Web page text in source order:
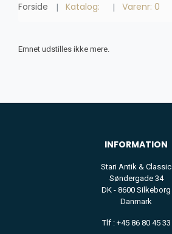
Forside Katalog: Varenr: 0
Emnet udstilles ikke mere.
INFORMATION
Stari Antik & Classic
Søndergade 34
DK - 8600 Silkeborg
Danmark
Tlf : +45 86 80 45 33